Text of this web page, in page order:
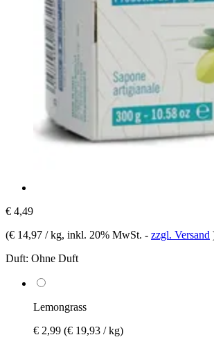
€ 4,49
(€ 14,97 / kg, inkl. 20% MwSt. - zzgl. Versand
Duft: Ohne Duft
Lemongrass
€ 2,99 (€ 19,93 / kg)